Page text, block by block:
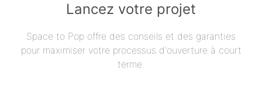
Lancez votre projet
Space to Pop offre des conseils et des garanties
pour maximiser votre processus d'ouverture à court
terme.